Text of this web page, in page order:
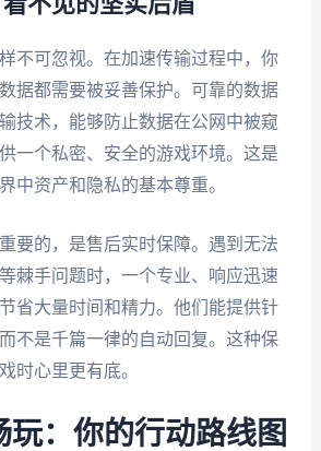
不可忽视。在加速传输过程中，你
据都需要被妥善保护。可靠的数据
技术，能够防止数据在公网中被窥
一个私密、安全的游戏环境。这是
中资产和隐私的基本尊重。
要的，是售后实时保障。遇到无法
棘手问题时，一个专业、响应迅速
省大量时间和精力。他们能提供针
不是千篇一律的自动回复。这种保
时心里更有底。
玩：你的行动路线图